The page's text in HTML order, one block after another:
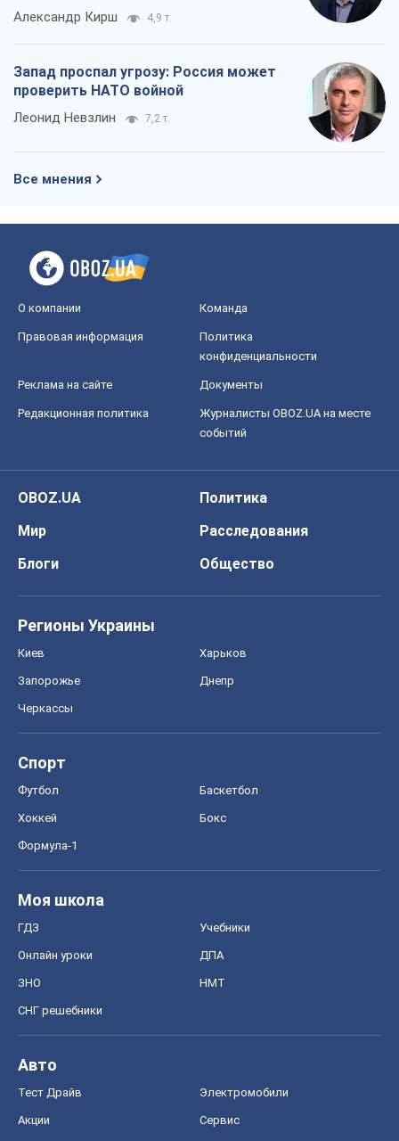
Александр Кирш 4,9 т.
Запад проспал угрозу: Россия может
проверить НАТО войной
Леонид Невзлин 7,2 т.
Все мнения
О компании Команда
Правовая информация
Политика
конфиденциальности
Реклама на сайте Документы
Редакционная политика
Журналисты OBOZ.UA на месте
событий
OBOZ.UA
Политика
Мир
Расследования
Блоги
Общество
Регионы Украины
Киев Харьков
Запорожье Днепр
Черкассы
Спорт
Футбол Баскетбол
Хоккей Бокс
Формула-1
Моя школа
ГДЗ Учебники
Онлайн уроки ДПА
ЗНО НМТ
СНГ решебники
Авто
Тест Драйв Электромобили
Акции Сервис